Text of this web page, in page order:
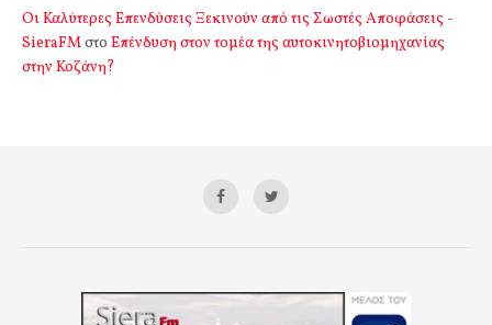
Οι Καλύτερες Επενδύσεις Ξεκινούν από τις Σωστές Αποφάσεις -
SieraFMστο Επένδυση στον τομέα της αυτοκινητοβιομηχανίας
στην Κοζάνη?